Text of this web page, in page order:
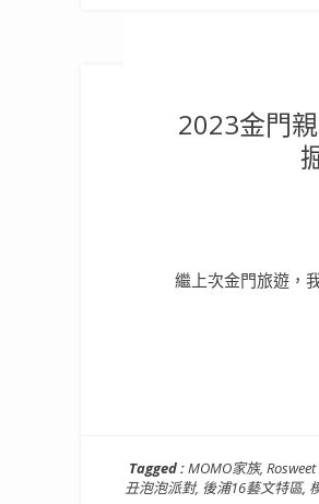
2023金門
繼上次金門旅遊，
Tagged :MOMO家族,
丑泡泡派對, 後浦16藝文特區,